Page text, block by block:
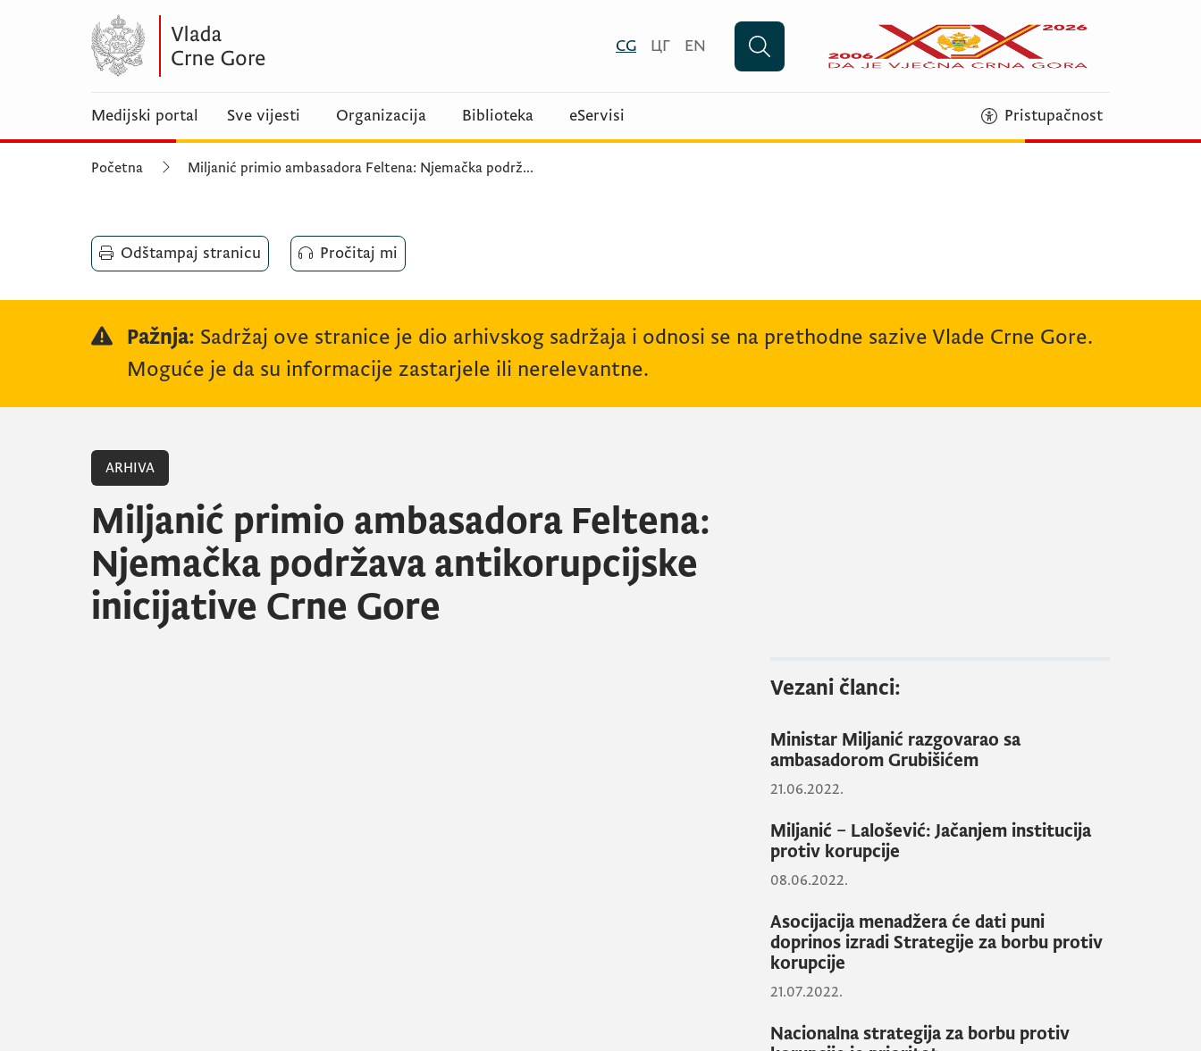
CG ЦГ EN
Medijski portal Sve vijesti Organizacija Biblioteka eServisi Pristupačnost
Početna Miljanić primio ambasadora Feltena: Njemačka podrž...
Odštampaj stranicu Pročitaj mi
Pažnja: Sadržaj ove stranice je dio arhivskog sadržaja i odnosi se na prethodne sazive Vlade Crne Gore.
Moguće je da su informacije zastarjele ili nerelevantne.
ARHIVA
Miljanić primio ambasadora Feltena:
Njemačka podržava antikorupcijske
inicijative Crne Gore
Vezani članci:
Ministar Miljanić razgovarao sa
ambasadorom Grubišićem
21.06.2022.
Miljanić – Lalošević: Jačanjem institucija
protiv korupcije
08.06.2022.
Asocijacija menadžera će dati puni
doprinos izradi Strategije za borbu protiv
korupcije
21.07.2022.
Nacionalna strategija za borbu protiv